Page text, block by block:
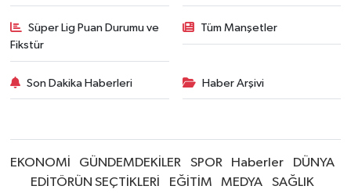
Süper Lig Puan Durumu ve
Fikstür
Tüm Manşetler
Son Dakika Haberleri Haber Arşivi
EKONOMİ GÜNDEMDEKİLER SPOR Haberler
DÜNYA
EDİTÖRÜN SEÇTİKLERİ
EĞİTİM MEDYA SAĞLIK